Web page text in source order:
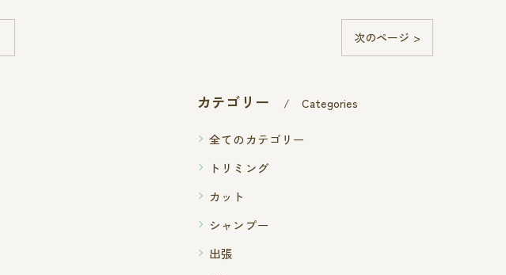
次のページ >
カテゴリー Categories
全てのカテゴリー
トリミング
カット
シャンプー
出張